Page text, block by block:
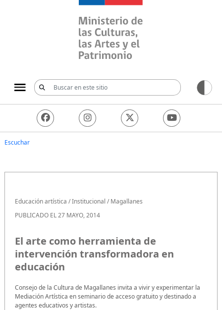
Ministerio de las
Escuchar
Educación artística /Institucional /Magallanes
PUBLICADO EL 27 MAYO, 2014
El arte como herramienta de
intervención transformadora en
educación
Consejo de la Cultura de Magallanes invita a vivir y experimentar la
Mediación Artística en seminario de acceso gratuito y destinado a
agentes educativos y artistas.